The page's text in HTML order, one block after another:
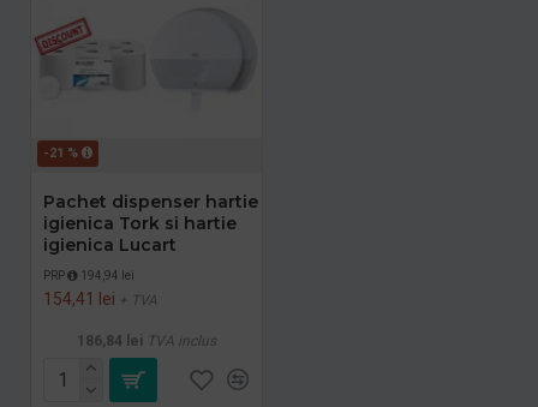
-21 %
Pachet dispenser hartie
igienica Tork si hartie
igienica Lucart
PRP 194,94 lei
154,41 lei + TVA
186,84 lei TVA inclus